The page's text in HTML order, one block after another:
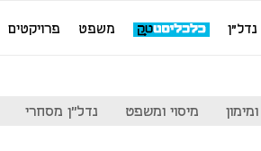
נדל"ן משפט פרויקטים
מיסוי ומשפט נדל"ן מסחרי